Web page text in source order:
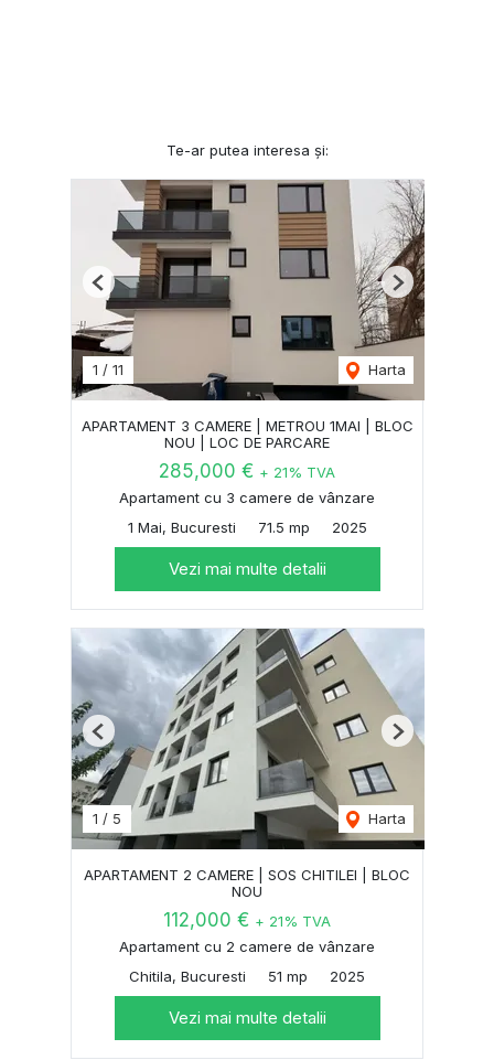
Te-ar putea interesa și:
1 / 11 Harta
Previous Next
APARTAMENT 3 CAMERE | METROU 1MAI | BLOC
NOU | LOC DE PARCARE
285,000 € + 21% TVA
Apartament cu 3 camere de vânzare
1 Mai, Bucuresti
71.5 mp 2025
Vezi mai multe detalii
1 / 5 Harta
Previous Next
APARTAMENT 2 CAMERE | SOS CHITILEI | BLOC
NOU
112,000 € + 21% TVA
Apartament cu 2 camere de vânzare
Chitila, Bucuresti
51 mp 2025
Vezi mai multe detalii